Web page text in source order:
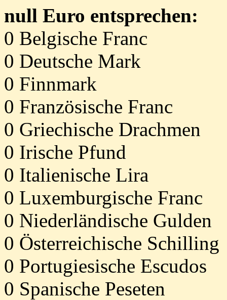
null Euro entsprechen:
0 Belgische Franc
0 Deutsche Mark
0 Finnmark
0 Französische Franc
0 Griechische Drachmen
0 Irische Pfund
0 Italienische Lira
0 Luxemburgische Franc
0 Niederländische Gulden
0 Österreichische Schilling
0 Portugiesische Escudos
0 Spanische Peseten